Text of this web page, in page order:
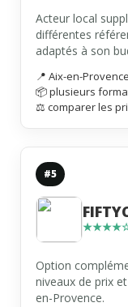
Acteur local
différentes
adaptés à son
📍 Aix-en-
📦 plusieurs
⚖️ comparer les
#5
Option
niveaux de prix
en-Provence.